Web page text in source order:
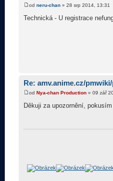
od neru-chan » 28 srp 2014, 13:31
Technická - U registrace
Re: amv.anime.cz/
od Nya-chan Production » 09 zář
Děkuji za upozornění,